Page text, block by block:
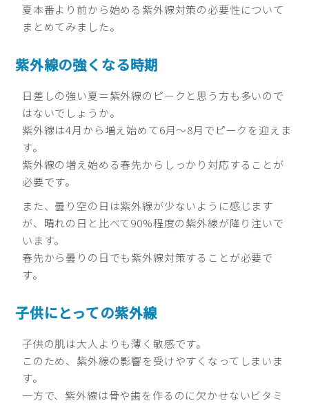
夏本番より前から始める紫外線対策の必要性について
まとめてみました。
紫外線の強くなる時期
日差しの強い夏＝紫外線のピークと思う方も多いので
はないでしょうか。
紫外線は4月から増え始めて6月〜8月でピークを迎えま
す。
紫外線の増え始める春先からしっかり対応することが
必要です。
また、曇り空の日は紫外線が少ないように感じます
が、晴れの日と比べて90%程度の紫外線が降り注いで
います。
春先から曇りの日でも紫外線対策することが必要で
す。
子供にとっての紫外線
子供の肌は大人よりも薄く敏感です。
このため、紫外線の影響を受けやすくなってしまいま
す。
一方で、紫外線は骨や歯を作るのに欠かせないビタミ